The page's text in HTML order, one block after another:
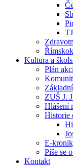
Kultura a
Plán
ZUŠ J.
Hlášení
Historie
E-
Píše se
Kontakt